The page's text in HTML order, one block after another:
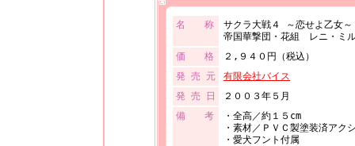
名 称
サクラ大戦４ ～恋せよ乙女
帝国華撃団・花組 レニ・ミ
価 格
２,９４０円（税込）
発 売 元
有限会社バイス
発 売 日
２００３年５月
備 考
・全高／約１５cm
・素材／ＰＶＣ製塗装済アク
・愛犬フント付属